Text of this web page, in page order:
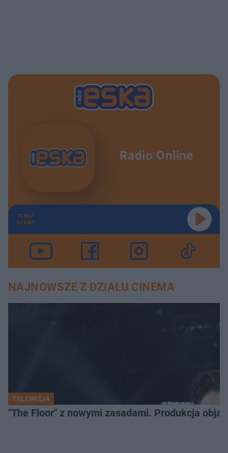
Radio Online
TERAZ
GRAMY
NAJNOWSZE Z DZIAŁU CINEMA
TELEWIZJA
"The Floor" z nowymi zasadami. Produkcja